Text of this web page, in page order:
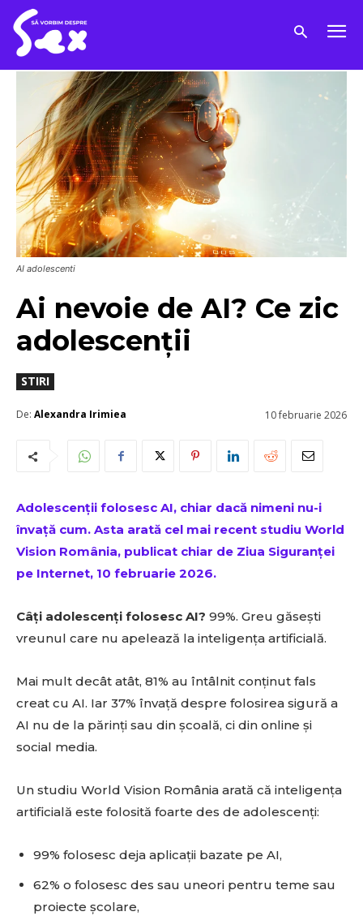
AI adolescenti
Ai nevoie de AI? Ce zic
adolescenții
STIRI
De: Alexandra Irimiea 10 februarie 2026
Adolescenții folosesc AI, chiar dacă nimeni nu-i
învață cum. Asta arată cel mai recent studiu World
Vision România, publicat chiar de Ziua Siguranței
pe Internet, 10 februarie 2026.
Câți adolescenți folosesc AI? 99%. Greu găsești
vreunul care nu apelează la inteligența artificială.
Mai mult decât atât, 81% au întâlnit conținut fals
creat cu AI. Iar 37% învață despre folosirea sigură a
AI nu de la părinți sau din școală, ci din online și
social media.
Un studiu World Vision România arată că inteligența
artificială este folosită foarte des de adolescenți:
99% folosesc deja aplicații bazate pe AI,
62% o folosesc des sau uneori pentru teme sau
proiecte școlare,